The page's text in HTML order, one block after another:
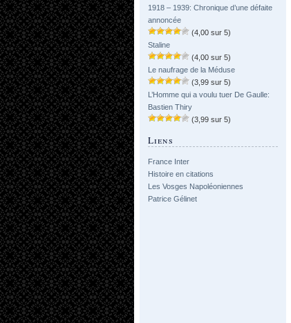
1918 – 1939: Chronique d’une défaite
annoncée
(4,00 sur 5)
Staline
(4,00 sur 5)
Le naufrage de la Méduse
(3,99 sur 5)
L’Homme qui a voulu tuer De Gaulle:
Bastien Thiry
(3,99 sur 5)
Liens
France Inter
Histoire en citations
Les Vosges Napoléoniennes
Patrice Gélinet